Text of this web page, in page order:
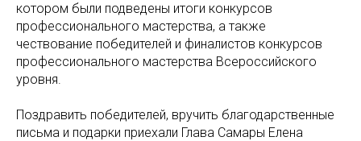
котором были подведены итоги конкурсов
профессионального мастерства, а также
чествование победителей и финалистов конкурсов
профессионального мастерства Всероссийского
уровня.
Поздравить победителей, вручить благодарственные
письма и подарки приехали Глава Самары Елена